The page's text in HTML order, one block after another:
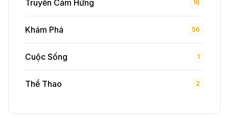
Truyền Cảm Hứng 16
Khám Phá 56
Cuộc Sống 1
Thể Thao 2